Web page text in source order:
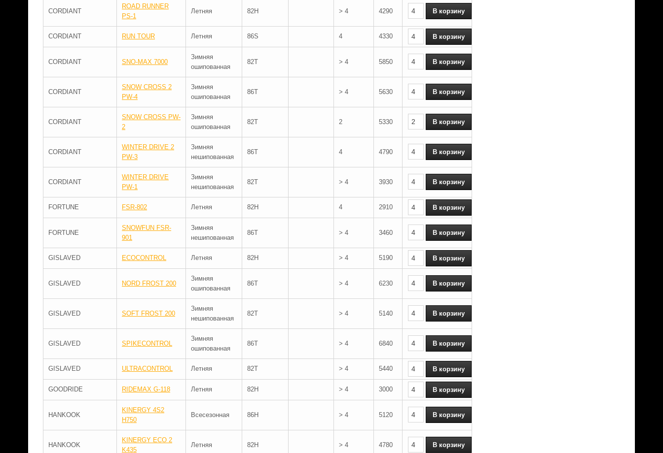
CORDIANT
ROAD RUNNER
PS-1
Летняя 82H > 4 4290
CORDIANT RUN TOUR Летняя 86S 4 4330
CORDIANT SNO-MAX 7000
Зимняя
ошипованная
82T > 4 5850
CORDIANT
SNOW CROSS 2
PW-4
Зимняя
ошипованная
86T > 4 5630
CORDIANT
SNOW CROSS PW-
2
Зимняя
ошипованная
82T 2 5330
CORDIANT
WINTER DRIVE 2
PW-3
Зимняя
нешипованная
86T 4 4790
CORDIANT
WINTER DRIVE
PW-1
Зимняя
нешипованная
82T > 4 3930
FORTUNE FSR-802 Летняя 82H 4 2910
FORTUNE
SNOWFUN FSR-
901
Зимняя
нешипованная
86T > 4 3460
GISLAVED ECOCONTROL Летняя 82H > 4 5190
GISLAVED NORD FROST 200
Зимняя
ошипованная
86T > 4 6230
GISLAVED SOFT FROST 200
Зимняя
нешипованная
82T > 4 5140
GISLAVED SPIKECONTROL
Зимняя
ошипованная
86T > 4 6840
GISLAVED ULTRACONTROL Летняя 82T > 4 5440
GOODRIDE RIDEMAX G-118 Летняя 82H > 4 3000
HANKOOK
KINERGY 4S2
H750
Всесезонная 86H > 4 5120
HANKOOK
KINERGY ECO 2
K435
Летняя 82H > 4 4780